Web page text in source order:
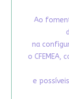
Ao
na
o
e